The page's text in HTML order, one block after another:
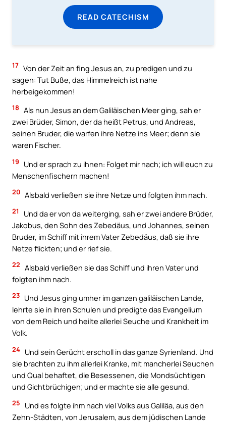
READ CATECHISM
17 Von der Zeit an fing Jesus an, zu predigen und zu
sagen: Tut Buße, das Himmelreich ist nahe
herbeigekommen!
18 Als nun Jesus an dem Galiläischen Meer ging, sah er
zwei Brüder, Simon, der da heißt Petrus, und Andreas,
seinen Bruder, die warfen ihre Netze ins Meer; denn sie
waren Fischer.
19
Und er sprach zu ihnen: Folget mir nach; ich will euch zu
Menschenfischern machen!
20 Alsbald verließen sie ihre Netze und folgten ihm nach.
21
Und da er von da weiterging, sah er zwei andere Brüder,
Jakobus, den Sohn des Zebedäus, und Johannes, seinen
Bruder, im Schiff mit ihrem Vater Zebedäus, daß sie ihre
Netze flickten; und er rief sie.
22 Alsbald verließen sie das Schiff und ihren Vater und
folgten ihm nach.
23 Und Jesus ging umher im ganzen galiläischen Lande,
lehrte sie in ihren Schulen und predigte das Evangelium
von dem Reich und heilte allerlei Seuche und Krankheit im
Volk.
24 Und sein Gerücht erscholl in das ganze Syrienland. Und
sie brachten zu ihm allerlei Kranke, mit mancherlei Seuchen
und Qual behaftet, die Besessenen, die Mondsüchtigen
und Gichtbrüchigen; und er machte sie alle gesund.
25
Und es folgte ihm nach viel Volks aus Galiläa, aus den
Zehn-Städten, von Jerusalem, aus dem jüdischen Lande